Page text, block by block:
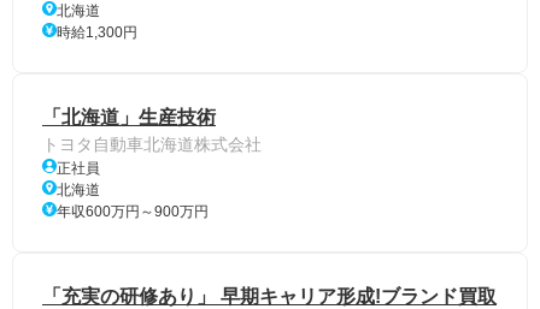
北海道
時給1,300円
「北海道」生産技術
トヨタ自動車北海道株式会社
正社員
北海道
年収600万円～900万円
「充実の研修あり」 早期キャリア形成!ブランド買取